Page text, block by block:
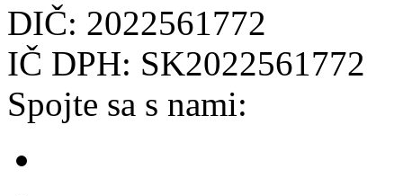
DIČ: 2022561772
IČ DPH: SK2022561772
Spojte sa s nami: